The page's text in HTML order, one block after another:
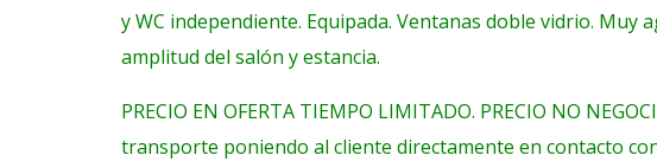
y WC independiente. Equipada. Ventanas doble vidrio. Muy
amplitud del salón y estancia.
PRECIO EN OFERTA TIEMPO LIMITADO. PRECIO NO
transporte poniendo al cliente directamente en contacto